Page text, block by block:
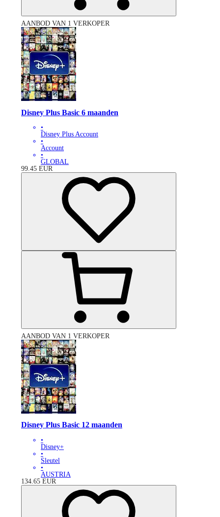
AANBOD VAN 1 VERKOPER
Disney Plus Basic 6 maanden
•
Disney Plus Account
•
Account
•
GLOBAL
99.45 EUR
AANBOD VAN 1 VERKOPER
Disney Plus Basic 12 maanden
•
Disney+
•
Sleutel
•
AUSTRIA
134.65 EUR